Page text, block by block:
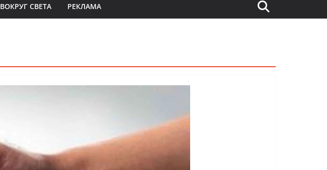
ВОКРУГ СВЕТА РЕКЛАМА